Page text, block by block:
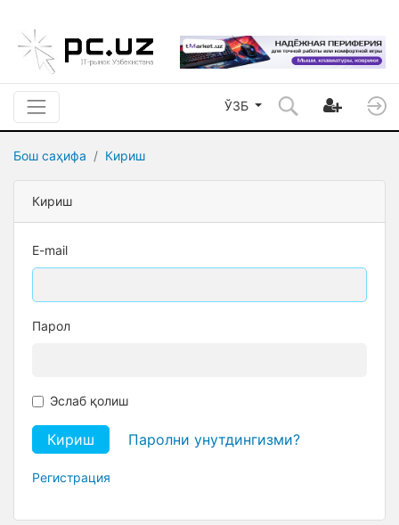
ЎЗБ
Бош саҳифа Кириш
Кириш
E-mail
Парол
Эслаб қолиш
Кириш Паролни унутдингизми?
Регистрация